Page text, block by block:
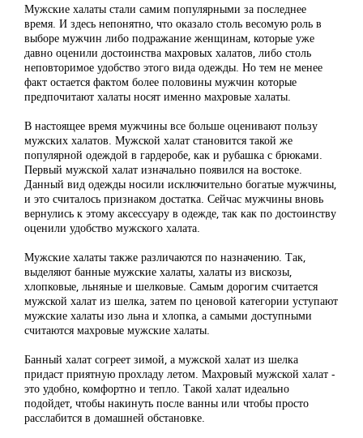
Мужские халаты стали самим популярными за последнее
время. И здесь непонятно, что оказало столь весомую роль в
выборе мужчин либо подражание женщинам, которые уже
давно оценили достоинства махровых халатов, либо столь
неповторимое удобство этого вида одежды. Но тем не менее
факт остается фактом более половины мужчин которые
предпочитают халаты носят именно махровые халаты.
В настоящее время мужчины все больше оценивают пользу
мужских халатов. Мужской халат становится такой же
популярной одеждой в гардеробе, как и рубашка с брюками.
Первый мужской халат изначально появился на востоке.
Данный вид одежды носили исключительно богатые мужчины,
и это считалось признаком достатка. Сейчас мужчины вновь
вернулись к этому аксессуару в одежде, так как по достоинству
оценили удобство мужского халата.
Мужские халаты также различаются по назначению. Так,
выделяют банные мужские халаты, халаты из вискозы,
хлопковые, льняные и шелковые. Самым дорогим считается
мужской халат из шелка, затем по ценовой категории уступают
мужские халаты изо льна и хлопка, а самыми доступными
считаются махровые мужские халаты.
Банный халат согреет зимой, а мужской халат из шелка
придаст приятную прохладу летом. Махровый мужской халат -
это удобно, комфортно и тепло. Такой халат идеально
подойдет, чтобы накинуть после ванны или чтобы просто
расслабится в домашней обстановке.